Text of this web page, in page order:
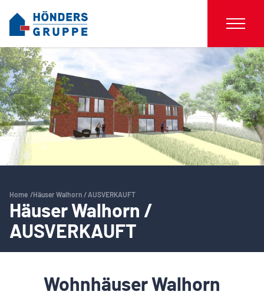
Home Häuser Walhorn / AUSVERKAUFT
Häuser Walhorn /
AUSVERKAUFT
Wohnhäuser Walhorn